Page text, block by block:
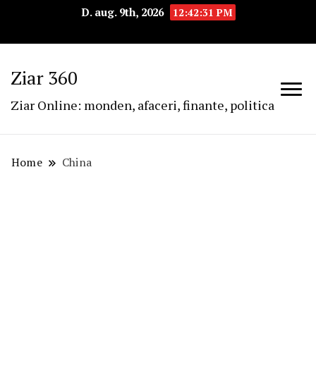
D. aug. 9th, 2026 12:42:32 PM
Ziar 360
Ziar Online: monden, afaceri, finante, politica
Home China